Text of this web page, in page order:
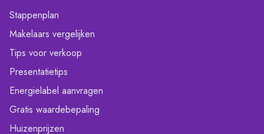
Stappenplan
Makelaars vergelijken
Tips voor verkoop
Presentatietips
Energielabel aanvragen
Gratis waardebepaling
Huizenprijzen